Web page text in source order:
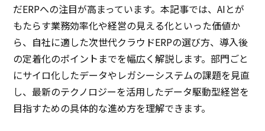
だERPへの注目が高まっています。本記事では、AIとが
もたらす業務効率化や経営の見える化といった価値か
ら、自社に適した次世代クラウドERPの選び方、導入後
の定着化のポイントまでを幅広く解説します。部門ごと
にサイロ化したデータやレガシーシステムの課題を見直
し、最新のテクノロジーを活用したデータ駆動型経営を
目指すための具体的な進め方を理解できます。